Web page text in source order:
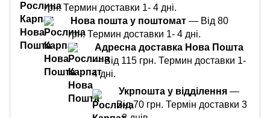
грн. Термин доставки 1- 4 дні.
Нова пошта у поштомат — Від 80
грн. Термин доставки 1- 4 дні.
Адресна доставка Нова Пошта
— Від 115 грн. Термин доставки 1-
4 дні.
Укрпошта у відділення —
Від 70 грн. Термін доставки 3